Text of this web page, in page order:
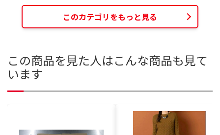
このカテゴリをもっと見る
この商品を見た人はこんな商品も見て
います